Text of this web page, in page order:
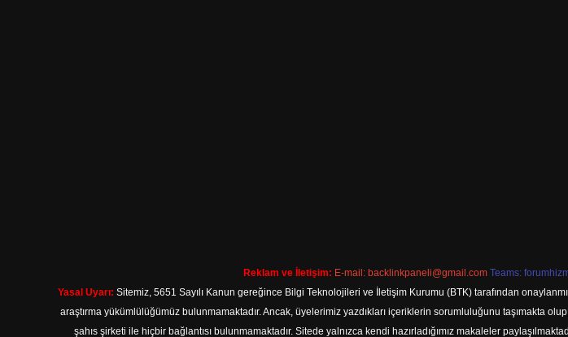
Reklam ve İletişim: E-mail: backlinkpaneli@gmail.com Teams:
Yasal Uyarı: Sitemiz, 5651 Sayılı Kanun gereğince Bilgi Teknolojileri ve İletişim Kurumu (BTK) tarafından
araştırma yükümlülüğümüz bulunmamaktadır. Ancak, üyelerimiz yazdıkları içeriklerin sorumluluğunu taşımakta
şahıs şirketi ile hiçbir bağlantısı bulunmamaktadır. Sitede yalnızca kendi hazırladığımız makaleler